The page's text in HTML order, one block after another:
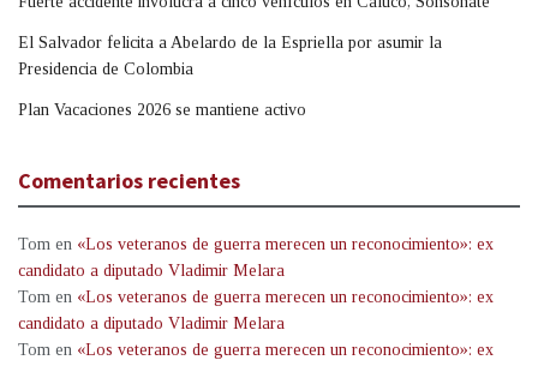
El Salvador felicita a Abelardo de la Espriella por asumir la
Presidencia de Colombia
Plan Vacaciones 2026 se mantiene activo
Comentarios recientes
Tom en «Los veteranos de guerra merecen un reconocimiento»: ex
candidato a diputado Vladimir Melara
Tom en «Los veteranos de guerra merecen un reconocimiento»: ex
candidato a diputado Vladimir Melara
Tom en «Los veteranos de guerra merecen un reconocimiento»: ex